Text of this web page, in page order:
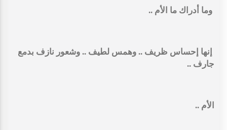
وما أدراك ما الأم ..
إنها إحساس ظريف .. وهمس لطيف .. وشعور نازف بدمع
جارف ..
الأم ..